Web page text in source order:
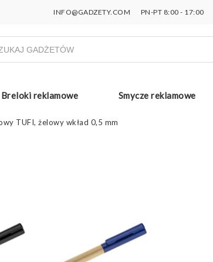
INFO@GADZETY.COM PN-PT 8:00 - 17:00
Breloki reklamowe Smycze reklamowe
TUFI, żelowy wkład 0,5 mm